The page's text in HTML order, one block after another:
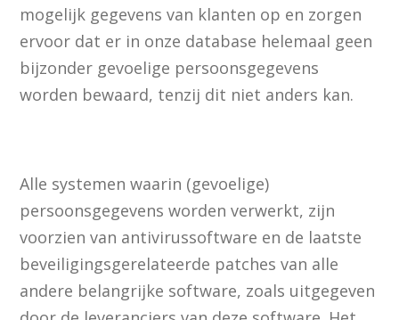
mogelijk gegevens van klanten op en zorgen
ervoor dat er in onze database helemaal geen
bijzonder gevoelige persoonsgegevens
worden bewaard, tenzij dit niet anders kan.
Alle systemen waarin (gevoelige)
persoonsgegevens worden verwerkt, zijn
voorzien van antivirussoftware en de laatste
beveiligingsgerelateerde patches van alle
andere belangrijke software, zoals uitgegeven